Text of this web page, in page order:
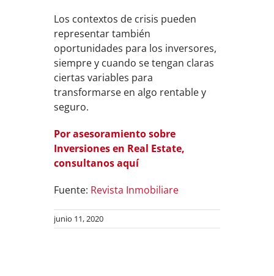
Los contextos de crisis pueden
representar también
oportunidades para los inversores,
siempre y cuando se tengan claras
ciertas variables para
transformarse en algo rentable y
seguro.
Por asesoramiento sobre
Inversiones en Real Estate,
consultanos aquí
Fuente: Revista Inmobiliare
junio 11, 2020